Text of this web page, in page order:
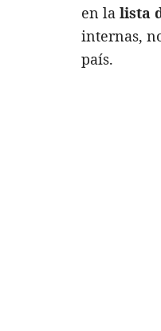
en la lista
internas,
país.